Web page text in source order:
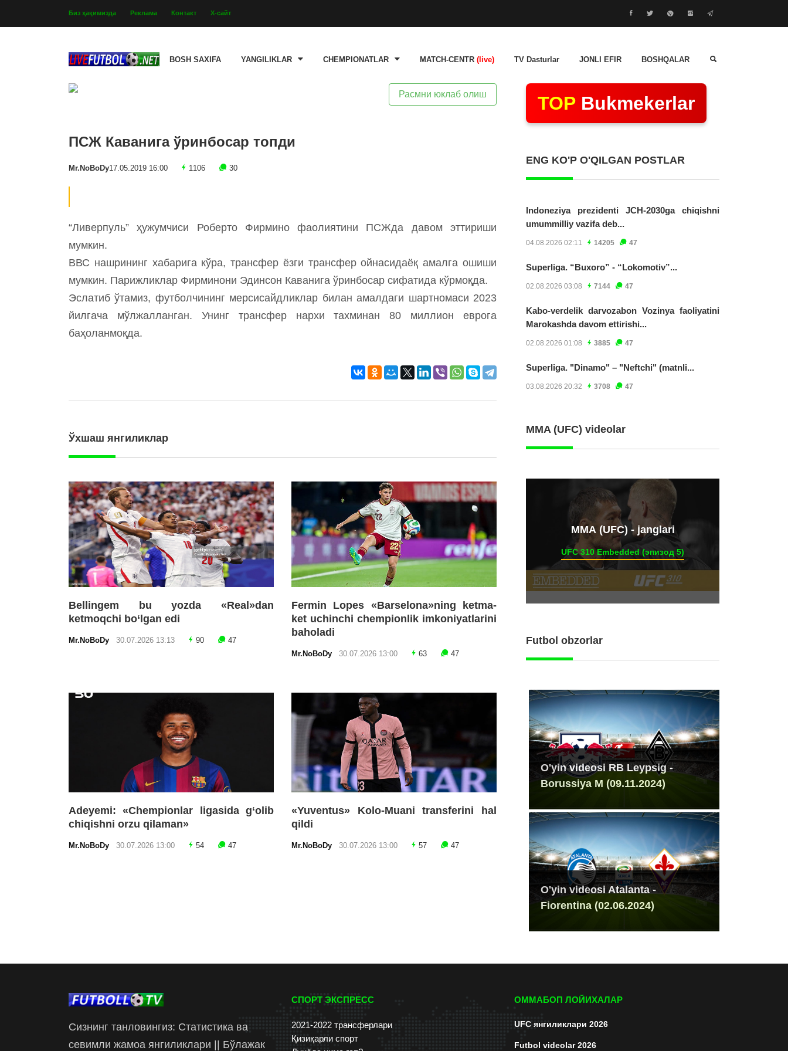
Биз ҳақимизда Реклама Контакт Х-сайт
BOSH SAXIFA YANGILIKLAR CHEMPIONATLAR MATCH-CENTR (live) TV Dasturlar JONLI EFIR BOSHQALAR
Расмни юклаб олиш
ПСЖ Каванига ўринбосар топди
Mr.NoBoDy17.05.2019 16:00 1106 30
“Ливерпуль” ҳужумчиси Роберто Фирмино фаолиятини ПСЖда давом эттириши
мумкин.
ВВС нашрининг хабарига кўра, трансфер ёзги трансфер ойнасидаёқ амалга ошиши
мумкин. Парижликлар Фирминони Эдинсон Каванига ўринбосар сифатида кўрмоқда.
Эслатиб ўтамиз, футболчининг мерсисайдликлар билан амалдаги шартномаси 2023
йилгача мўлжалланган. Унинг трансфер нархи тахминан 80 миллион еврога
баҳоланмоқда.
Ўхшаш янгиликлар
Bellingem bu yozda «Real»dan
ketmoqchi bo‘lgan edi
Mr.NoBoDy 30.07.2026 13:13 90 47
Fermin Lopes «Barselona»ning ketma-
ket uchinchi chempionlik imkoniyatlarini
baholadi
Mr.NoBoDy 30.07.2026 13:00 63 47
Adeyemi: «Chempionlar ligasida g‘olib
chiqishni orzu qilaman»
Mr.NoBoDy 30.07.2026 13:00 54 47
«Yuventus» Kolo-Muani transferini hal
qildi
Mr.NoBoDy 30.07.2026 13:00 57 47
TOP Bukmekerlar
ENG KO'P O'QILGAN POSTLAR
Indoneziya prezidenti JCH-2030ga chiqishni
umummilliy vazifa deb...
04.08.2026 02:11 14205 47
Superliga. “Buxoro” - “Lokomotiv”...
02.08.2026 03:08 7144 47
Kabo-verdelik darvozabon Vozinya faoliyatini
Marokashda davom ettirishi...
02.08.2026 01:08 3885 47
Superliga. "Dinamo" – "Neftchi" (matnli...
03.08.2026 20:32 3708 47
MMA (UFC) videolar
ММА (UFC) - janglari
UFC 310 Embedded (эпизод 5)
Futbol obzorlar
O'yin videosi RB Leypsig -
Borussiya M (09.11.2024)
O'yin videosi Atalanta -
Fiorentina (02.06.2024)
Сизнинг танловингиз: Статистика ва
севимли жамоа янгиликлари || Бўлажак
СПОРТ ЭКСПРЕСС
2021-2022 трансферлари
Қизиқарли спорт
ОММАБОП ЛОЙИХАЛАР
UFC янгиликлари 2026
Futbol videolar 2026